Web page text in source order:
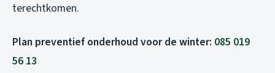
terechtkomen.
Plan preventief onderhoud voor de winter: 085 019
56 13